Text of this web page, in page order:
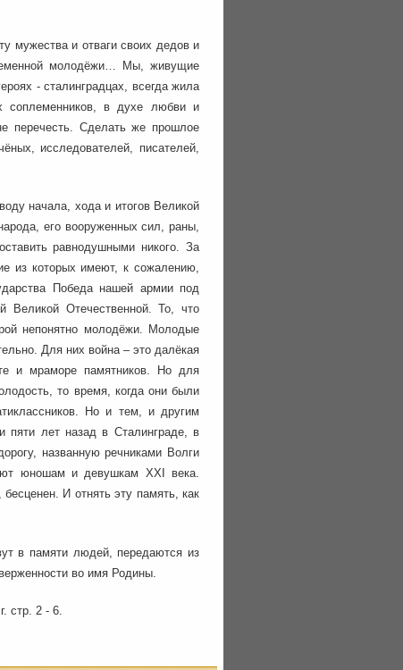
мужества и отваги своих дедов и
молодёжи… Мы, живущие
- сталинградцах, всегда жила
в духе любви и
перечесть. Сделать же прошлое
исследователей, писателей,
начала, хода и итогов Великой
его вооруженных сил, раны,
равнодушными никого. За
из которых имеют, к сожалению,
Победа нашей армии под
Великой Отечественной. То, что
непонятно молодёжи. Молодые
Для них война – это далёкая
и мраморе памятников. Но для
то время, когда они были
Но и тем, и другим
пяти лет назад в Сталинграде, в
названную речниками Волги
юношам и девушкам XXI века.
И отнять эту память, как
в памяти людей, передаются из
во имя Родины.
стр. 2 - 6.